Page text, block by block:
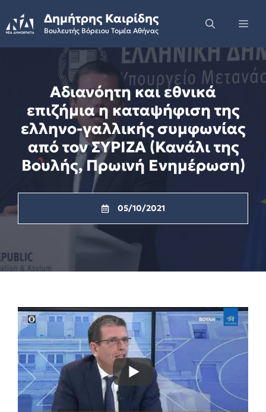
to
content
Δημήτρης Καιρίδης
Βουλευτής Βόρειου Τομέα Αθήνας
Αδιανόητη και εθνικά
επιζήμια η καταψήφιση της
ελληνο-γαλλικής συμφωνίας
από τον ΣΥΡΙΖΑ (Κανάλι της
Βουλής, Πρωινή Ενημέρωση)
05/10/2021